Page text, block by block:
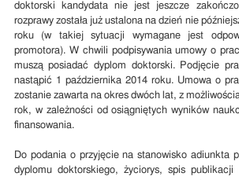
doktorski kandydata nie jest jeszcze
rozprawy została już ustalona na dzień nie
roku (w takiej sytuacji wymagane jest
promotora). W chwili podpisywania umowy o
muszą posiadać dyplom doktorski. Podjęcie
nastąpić 1 października 2014 roku. Umowa o
zostanie zawarta na okres dwóch lat, z
rok, w zależności od osiągniętych wyników
finansowania.
Do podania o przyjęcie na stanowisko adiunkta
dyplomu doktorskiego, życiorys, spis